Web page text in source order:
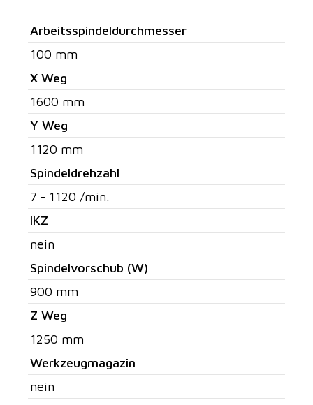
Arbeitsspindeldurchmesser
100 mm
X Weg
1600 mm
Y Weg
1120 mm
Spindeldrehzahl
7 - 1120 /min.
IKZ
nein
Spindelvorschub (W)
900 mm
Z Weg
1250 mm
Werkzeugmagazin
nein